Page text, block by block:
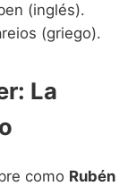
(inglés).
(griego).
La
como Rubén